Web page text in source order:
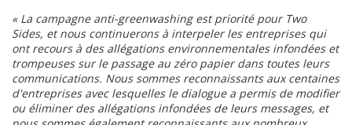
« La campagne anti-greenwashing est priorité pour Two
Sides, et nous continuerons à interpeler les entreprises qui
ont recours à des allégations environnementales infondées et
trompeuses sur le passage au zéro papier dans toutes leurs
communications. Nous sommes reconnaissants aux centaines
d'entreprises avec lesquelles le dialogue a permis de modifier
ou éliminer des allégations infondées de leurs messages, et